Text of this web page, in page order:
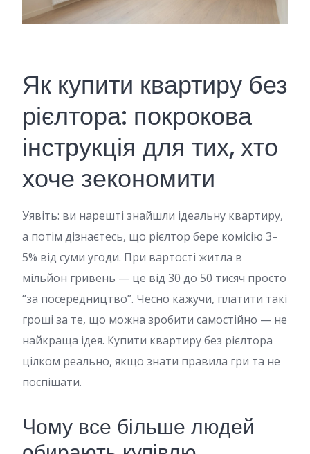
Як купити квартиру без
рієлтора: покрокова
інструкція для тих, хто
хоче зекономити
Уявіть: ви нарешті знайшли ідеальну квартиру,
а потім дізнаєтесь, що рієлтор бере комісію 3–
5% від суми угоди. При вартості житла в
мільйон гривень — це від 30 до 50 тисяч просто
“за посередництво”. Чесно кажучи, платити такі
гроші за те, що можна зробити самостійно — не
найкраща ідея. Купити квартиру без рієлтора
цілком реально, якщо знати правила гри та не
поспішати.
Чому все більше людей